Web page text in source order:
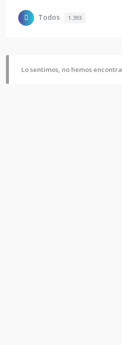
Todos 1.393
Lo sentimos, no hemos